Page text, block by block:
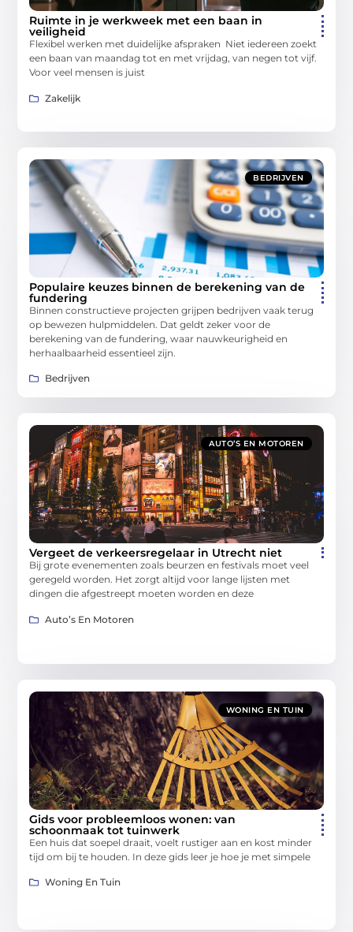
Ruimte in je werkweek met een baan in
veiligheid
Flexibel werken met duidelijke afspraken Niet iedereen zoekt
een baan van maandag tot en met vrijdag, van negen tot vijf.
Voor veel mensen is juist
Zakelijk
BEDRIJVEN
Populaire keuzes binnen de berekening van de
fundering
Binnen constructieve projecten grijpen bedrijven vaak terug
op bewezen hulpmiddelen. Dat geldt zeker voor de
berekening van de fundering, waar nauwkeurigheid en
herhaalbaarheid essentieel zijn.
Bedrijven
AUTO’S EN MOTOREN
Vergeet de verkeersregelaar in Utrecht niet
Bij grote evenementen zoals beurzen en festivals moet veel
geregeld worden. Het zorgt altijd voor lange lijsten met
dingen die afgestreept moeten worden en deze
Auto’s En Motoren
WONING EN TUIN
Gids voor probleemloos wonen: van
schoonmaak tot tuinwerk
Een huis dat soepel draait, voelt rustiger aan en kost minder
tijd om bij te houden. In deze gids leer je hoe je met simpele
Woning En Tuin